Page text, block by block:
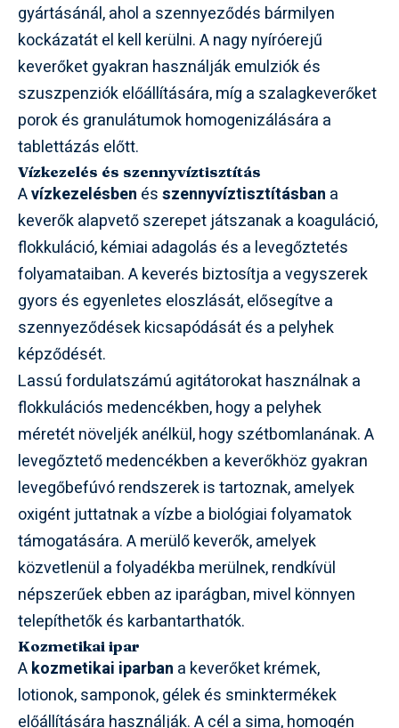
gyártásánál, ahol a szennyeződés bármilyen
kockázatát el kell kerülni. A nagy nyíróerejű
keverőket gyakran használják emulziók és
szuszpenziók előállítására, míg a szalagkeverőket
porok és granulátumok homogenizálására a
tablettázás előtt.
Vízkezelés és szennyvíztisztítás
Avízkezelésben ésszennyvíztisztításban a
keverők alapvető szerepet játszanak a koaguláció,
flokkuláció, kémiai adagolás és a levegőztetés
folyamataiban. A keverés biztosítja a vegyszerek
gyors és egyenletes eloszlását, elősegítve a
szennyeződések kicsapódását és a pelyhek
képződését.
Lassú fordulatszámú agitátorokat használnak a
flokkulációs medencékben, hogy a pelyhek
méretét növeljék anélkül, hogy szétbomlanának. A
levegőztető medencékben a keverőkhöz gyakran
levegőbefúvó rendszerek is tartoznak, amelyek
oxigént juttatnak a vízbe a biológiai folyamatok
támogatására. A merülő keverők, amelyek
közvetlenül a folyadékba merülnek, rendkívül
népszerűek ebben az iparágban, mivel könnyen
telepíthetők és karbantarthatók.
Kozmetikai ipar
Akozmetikai iparban a keverőket krémek,
lotionok, samponok, gélek és sminktermékek
előállítására használják. A cél a sima, homogén